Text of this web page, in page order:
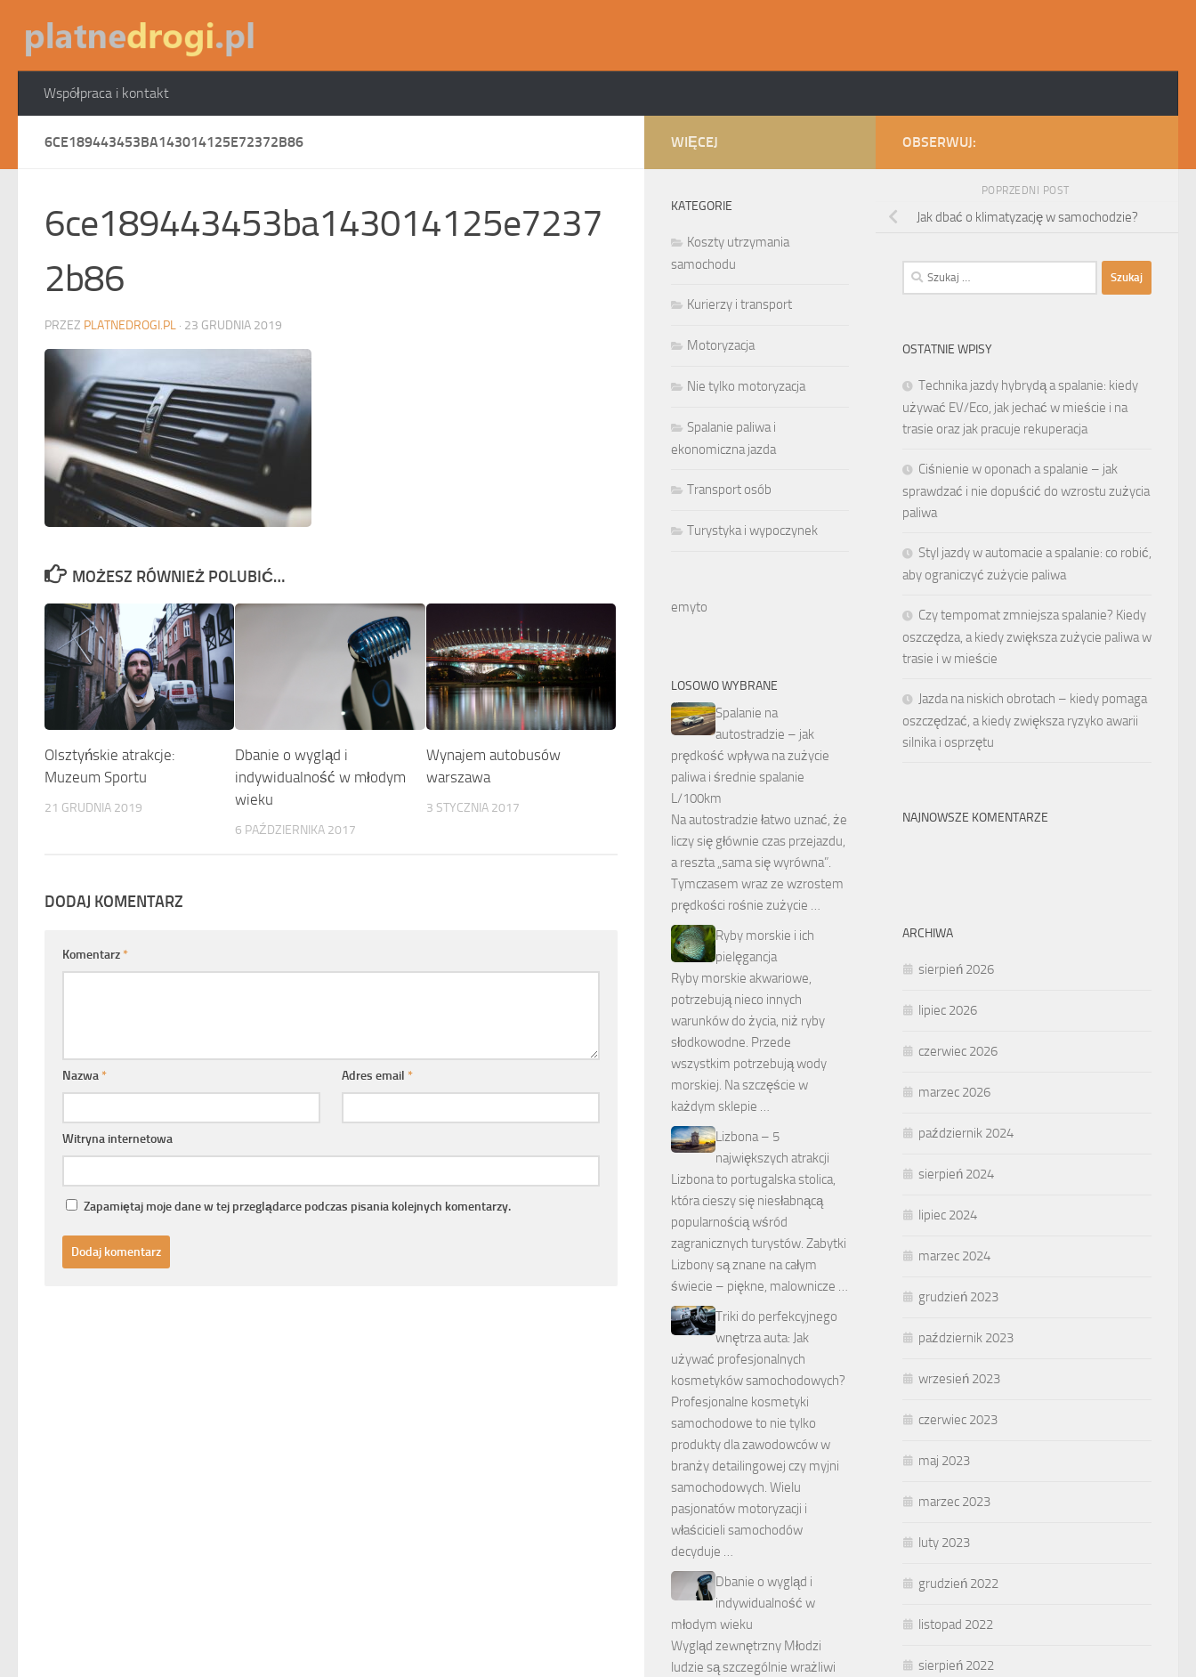
Skip to content
Współpraca i kontakt
6CE189443453BA143014125E72372B86
6ce189443453ba143014125e7237
2b86
PRZEZ PLATNEDROGI.PL · 23 GRUDNIA 2019
MOŻESZ RÓWNIEŻ POLUBIĆ…
Olsztyńskie atrakcje:
Muzeum Sportu
21 GRUDNIA 2019
Dbanie o wygląd i
indywidualność w młodym
wieku
6 PAŹDZIERNIKA 2017
Wynajem autobusów
warszawa
3 STYCZNIA 2017
DODAJ KOMENTARZ
Komentarz *
Nazwa * Adres email *
Witryna internetowa
Zapamiętaj moje dane w tej przeglądarce podczas pisania kolejnych komentarzy.
OBSERWUJ:
POPRZEDNI POST
Jak dbać o klimatyzację w samochodzie?
Szukaj:
OSTATNIE WPISY
Technika jazdy hybrydą a spalanie: kiedy
używać EV/Eco, jak jechać w mieście i na
trasie oraz jak pracuje rekuperacja
Ciśnienie w oponach a spalanie – jak
sprawdzać i nie dopuścić do wzrostu zużycia
paliwa
Styl jazdy w automacie a spalanie: co robić,
aby ograniczyć zużycie paliwa
Czy tempomat zmniejsza spalanie? Kiedy
oszczędza, a kiedy zwiększa zużycie paliwa w
trasie i w mieście
Jazda na niskich obrotach – kiedy pomaga
oszczędzać, a kiedy zwiększa ryzyko awarii
silnika i osprzętu
NAJNOWSZE KOMENTARZE
ARCHIWA
sierpień 2026
lipiec 2026
czerwiec 2026
marzec 2026
październik 2024
sierpień 2024
lipiec 2024
marzec 2024
grudzień 2023
październik 2023
wrzesień 2023
czerwiec 2023
maj 2023
marzec 2023
luty 2023
grudzień 2022
listopad 2022
sierpień 2022
WIĘCEJ
KATEGORIE
Koszty utrzymania
samochodu
Kurierzy i transport
Motoryzacja
Nie tylko motoryzacja
Spalanie paliwa i
ekonomiczna jazda
Transport osób
Turystyka i wypoczynek
emyto
LOSOWO WYBRANE
Spalanie na
autostradzie – jak
prędkość wpływa na zużycie
paliwa i średnie spalanie
L/100km
Na autostradzie łatwo uznać, że
liczy się głównie czas przejazdu,
a reszta „sama się wyrówna”.
Tymczasem wraz ze wzrostem
prędkości rośnie zużycie …
Ryby morskie i ich
pielęgancja
Ryby morskie akwariowe,
potrzebują nieco innych
warunków do życia, niż ryby
słodkowodne. Przede
wszystkim potrzebują wody
morskiej. Na szczęście w
każdym sklepie …
Lizbona – 5
największych atrakcji
Lizbona to portugalska stolica,
która cieszy się niesłabnącą
popularnością wśród
zagranicznych turystów. Zabytki
Lizbony są znane na całym
świecie – piękne, malownicze …
Triki do perfekcyjnego
wnętrza auta: Jak
używać profesjonalnych
kosmetyków samochodowych?
Profesjonalne kosmetyki
samochodowe to nie tylko
produkty dla zawodowców w
branży detailingowej czy myjni
samochodowych. Wielu
pasjonatów motoryzacji i
właścicieli samochodów
decyduje …
Dbanie o wygląd i
indywidualność w
młodym wieku
Wygląd zewnętrzny Młodzi
ludzie są szczególnie wrażliwi